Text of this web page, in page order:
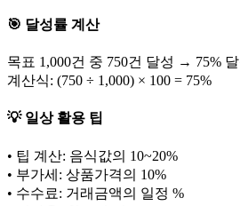
🎯 달성률 계산
목표 1,000건 중 750건 달성 → 75%
계산식: (750 ÷ 1,000) × 100 = 75%
💡 일상 활용 팁
• 팁 계산: 음식값의 10~20%
• 부가세: 상품가격의 10%
• 수수료: 거래금액의 일정 %